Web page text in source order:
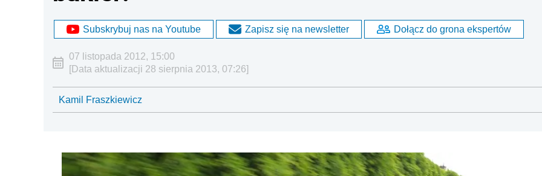
Subskrybuj nas na Youtube Zapisz się na newsletter Dołącz do grona ekspertów
07 listopada 2012, 15:00
[Data aktualizacji 28 sierpnia 2013, 07:26]
Kamil Fraszkiewicz